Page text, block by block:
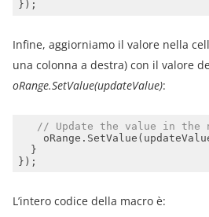
Infine, aggiorniamo il valore nella
una colonna a destra) con il valore
oRange.SetValue(updateValue):
// Update the value in the
L’intero codice della macro è: